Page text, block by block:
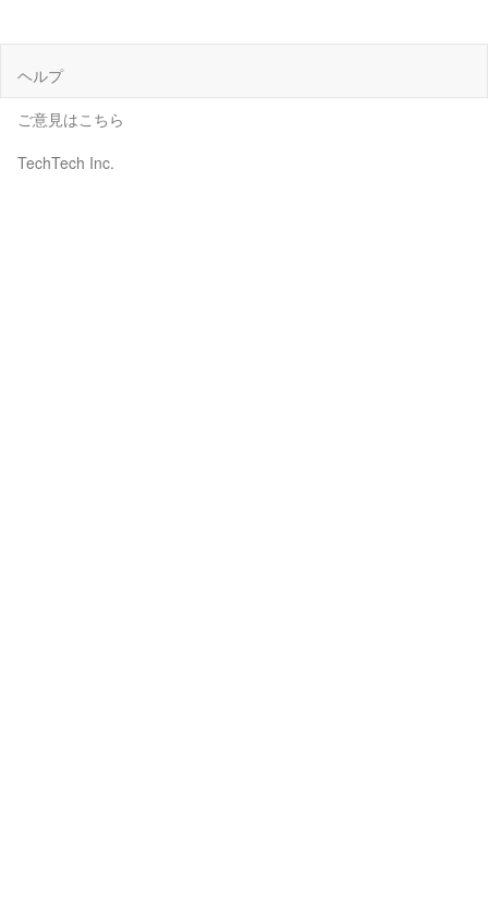
ヘルプ
ご意見はこちら
TechTech Inc.